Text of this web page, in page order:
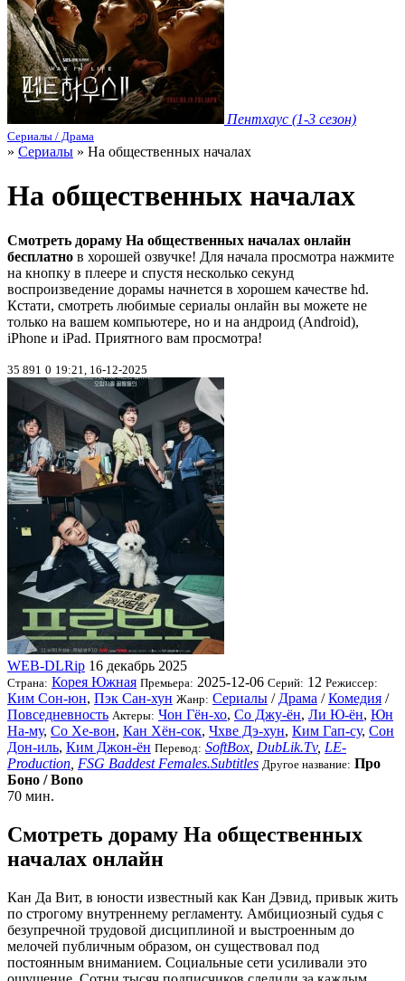
Пентхаус (1-3 сезон)
Сериалы / Драма
» Сериалы » На общественных началах
На общественных началах
Смотреть дораму На общественных началах онлайн
бесплатно в хорошей озвучке! Для начала просмотра нажмите
на кнопку в плеере и спустя несколько секунд
воспроизведение дорамы начнется в хорошем качестве hd.
Кстати, смотреть любимые сериалы онлайн вы можете не
только на вашем компьютере, но и на андроид (Android),
iPhone и iPad. Приятного вам просмотра!
35 891 0 19:21, 16-12-2025
WEB-DLRip 16 декабрь 2025
Страна: Корея Южная Премьера: 2025-12-06 Серий: 12 Режиссер:
Ким Сон-юн, Пэк Сан-хун Жанр: Сериалы / Драма /Комедия /
Повседневность Актеры: Чон Гён-хо, Со Джу-ён, Ли Ю-ён, Юн
На-му, Со Хе-вон, Кан Хён-сок, Чхве Дэ-хун, Ким Гап-су, Сон
Дон-иль, Ким Джон-ён Перевод: SoftBox DubLik.Tv, LE-
Production FSG Baddest Females.Subtitles Другое название: Про
Боно / Bono
70 мин.
Смотреть дораму На общественных
началах онлайн
Кан Да Вит, в юности известный как Кан Дэвид, привык жить
по строгому внутреннему регламенту. Амбициозный судья с
безупречной трудовой дисциплиной и выстроенным до
мелочей публичным образом, он существовал под
постоянным вниманием. Социальные сети усиливали это